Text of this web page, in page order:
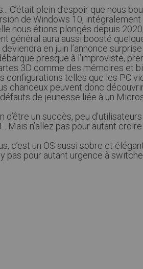
C’était plein d’espoir que nous
de Windows 10,
nous étions plongés depuis
général aura aussi boosté
en juin l’annonce surprise
presque à l’improviste,
3D comme des mémoires et
configurations telles que les PC
chanceux peuvent donc
de jeunesse liée à un
un succès, peu
n’allez pas pour autant
c’est un OS aussi sobre et
pas pour autant urgence à